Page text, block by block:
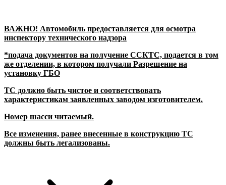
ВАЖНО! Автомобиль предоставляется для осмотра
инспектору технического надзора
*подача документов на получение ССКТС, подается в том
же отделении, в котором получали Разрешение на
установку ГБО
ТС должно быть чистое и соответствовать
характеристикам заявленных заводом изготовителем.
Номер шасси читаемый.
Все изменения, ранее внесенные в конструкцию ТС
должны быть легализованы.